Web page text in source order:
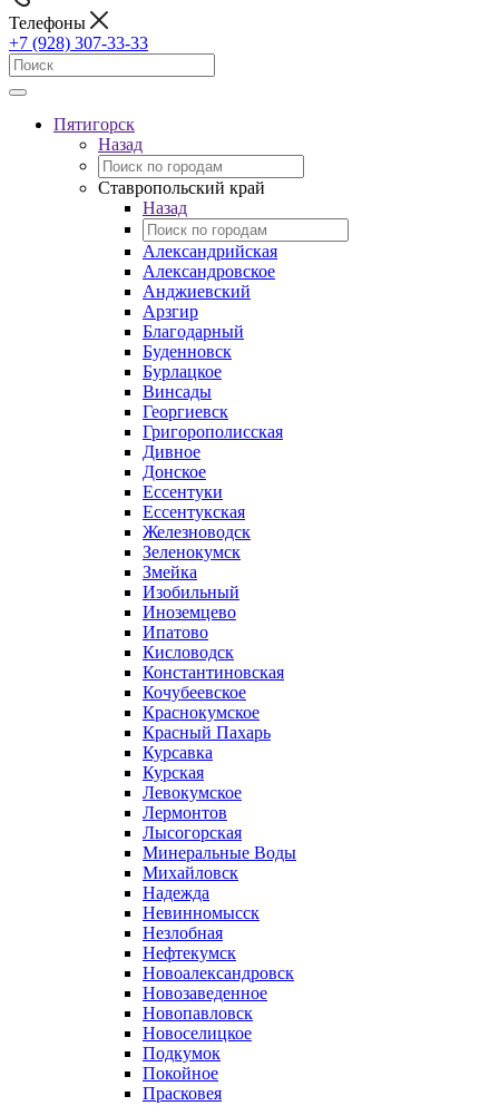
Телефоны
+7 (928) 307-33-33
Пятигорск
Назад
Ставропольский край
Назад
Александрийская
Александровское
Анджиевский
Арзгир
Благодарный
Буденновск
Бурлацкое
Винсады
Георгиевск
Григорополисская
Дивное
Донское
Ессентуки
Ессентукская
Железноводск
Зеленокумск
Змейка
Изобильный
Иноземцево
Ипатово
Кисловодск
Константиновская
Кочубеевское
Краснокумское
Красный Пахарь
Курсавка
Курская
Левокумское
Лермонтов
Лысогорская
Минеральные Воды
Михайловск
Надежда
Невинномысск
Незлобная
Нефтекумск
Новоалександровск
Новозаведенное
Новопавловск
Новоселицкое
Подкумок
Покойное
Прасковея